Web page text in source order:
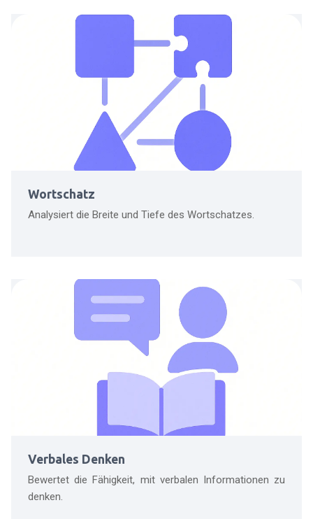
Wortschatz
Analysiert die Breite und Tiefe des Wortschatzes.
Verbales Denken
Bewertet die Fähigkeit, mit verbalen Informationen zu
denken.